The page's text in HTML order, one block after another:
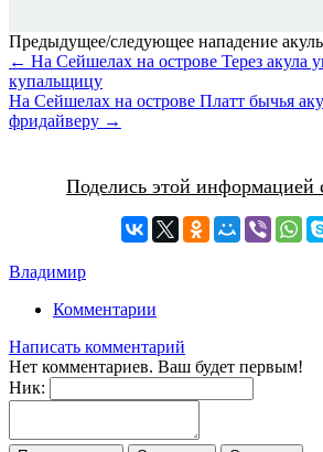
Предыдущее/следующее нападение
← На Сейшелах на острове Терез акула
купальщицу
На Сейшелах на острове Платт бычья
фридайверу →
Поделись этой информацией
Владимир
Комментарии
Написать комментарий
Нет комментариев. Ваш будет первым!
Ник: